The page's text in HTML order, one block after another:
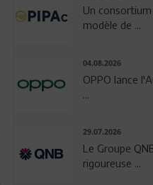
Un
modèle de ...
04.08.2026
OPPO lance
29.07.2026
Le Groupe
rigoureuse ...